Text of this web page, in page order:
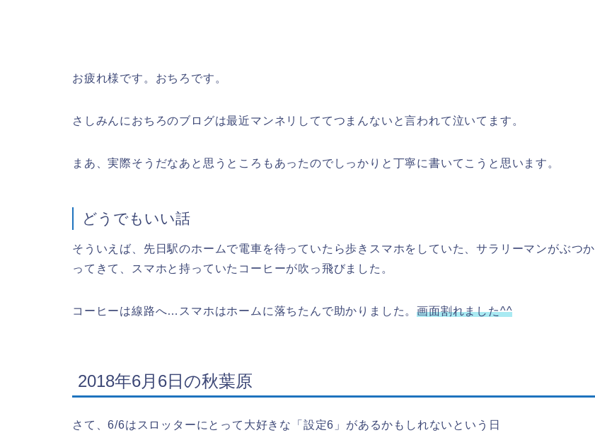
お疲れ様です。おちろです。
さしみんにおちろのブログは最近マンネリしててつまんないと言われて泣いてます。
まあ、実際そうだなあと思うところもあったのでしっかりと丁寧に書いてこうと思います。
どうでもいい話
そういえば、先日駅のホームで電車を待っていたら歩きスマホをしていた、サラリーマンがぶつか
ってきて、スマホと持っていたコーヒーが吹っ飛びました。
コーヒーは線路へ…スマホはホームに落ちたんで助かりました。画面割れました^^
2018年6月6日の秋葉原
さて、6/6はスロッターにとって大好きな「設定6」があるかもしれないという日